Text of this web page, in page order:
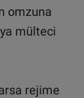
omzuna
mülteci
rejime